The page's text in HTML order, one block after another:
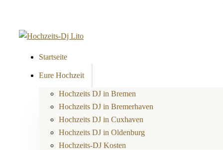
Startseite
Eure Hochzeit
Hochzeits DJ in Bremen
Hochzeits DJ in Bremerhaven
Hochzeits DJ in Cuxhaven
Hochzeits DJ in Oldenburg
Hochzeits-DJ Kosten